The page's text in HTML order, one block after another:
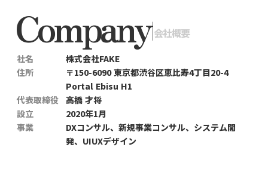
Company|会社概要
社名
株式会社FAKE
住所
〒150-6090 東京都渋谷区恵比寿4丁目20-4
Portal Ebisu H1
代表取締役
高橋 才将
設立
2020年1月
事業
DXコンサル、新規事業コンサル、システム開
発、UIUXデザイン